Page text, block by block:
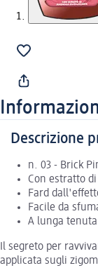
Descrizione
n. 03 - Brick
Con estratto
Fard
Facile da
A lunga tenuta
Il segreto per
applicata sugli